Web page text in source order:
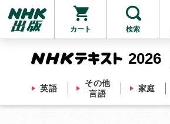
カート 検索
2026
英語
その他
言語
家庭